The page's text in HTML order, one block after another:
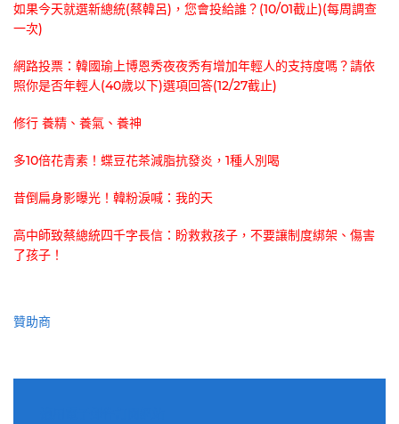
如果今天就選新總統(蔡韓呂)，您會投給誰？(10/01截止)(每周調查
一次)
網路投票：韓國瑜上博恩秀夜夜秀有增加年輕人的支持度嗎？請依
照你是否年輕人(40歲以下)選項回答(12/27截止)
修行 養精、養氣、養神
多10倍花青素！蝶豆花茶減脂抗發炎，1種人別喝
昔倒扁身影曝光！韓粉淚喊：我的天
高中師致蔡總統四千字長信：盼救救孩子，不要讓制度綁架、傷害
了孩子！
贊助商